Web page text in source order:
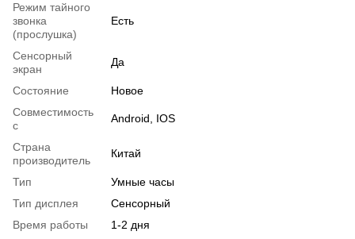
Режим тайного
звонка
(прослушка)
Есть
Сенсорный
экран
Да
Состояние
Новое
Совместимость
с
Android, IOS
Страна
производитель
Китай
Тип
Умные часы
Тип дисплея
Сенсорный
Время работы
1-2 дня